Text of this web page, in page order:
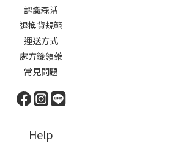
認識森活
退換貨規範
運送方式
處方籤領藥
常見問題
Help